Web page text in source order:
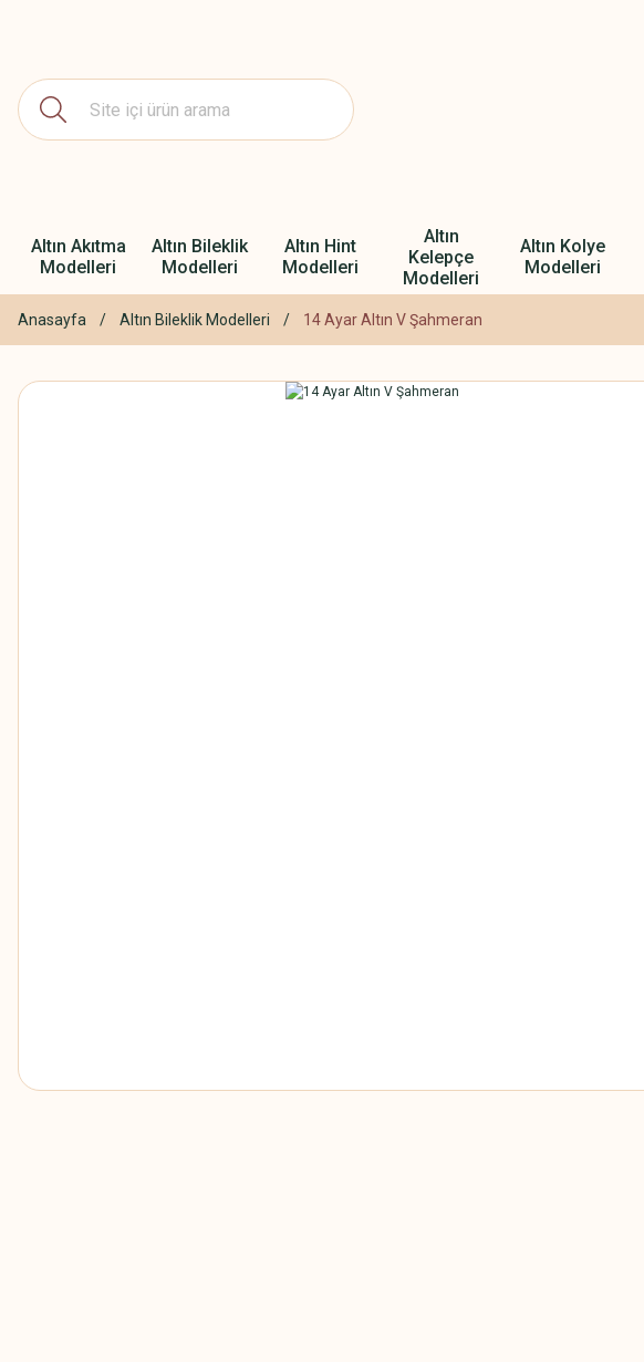
Altın Akıtma
Modelleri
Altın Bileklik
Modelleri
Altın Hint
Modelleri
Altın
Kelepçe
Modelleri
Altın Kolye
Modelleri
Anasayfa Altın Bileklik Modelleri 14 Ayar Altın V Şahmeran